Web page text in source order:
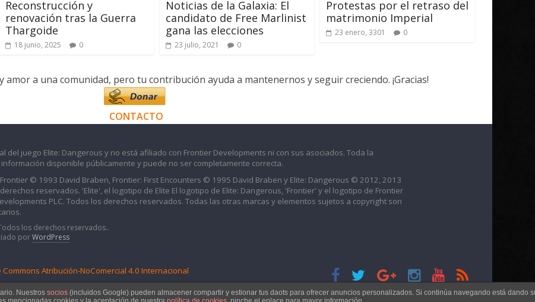
Reconstrucción y
renovación tras la Guerra
Thargoide
18 junio, 2025 0
Noticias de la Galaxia: El
candidato de Free Marlinist
gana las elecciones
23 julio, 2021 0
Protestas por el retraso del
matrimonio Imperial
23 enero, 3301 0
amor a una comunidad, pero tu contribución ayuda a mantenernos y seguir creciendo. ¡Gracias!
CONTACTO
del juego Elite: Dangerous y no está afiliado con Frontier Developments ni con sus asociados. Toda la
disponible públicamente y puede no ser completamente correcta.
© 1993 David Braben, Frontier: First Encounters © 1995 David Braben y Elite: Dangerous © 2012, 2013
reservados. 'Elite', el logotipo de Elite El logotipo de Elite: Dangerous, 'Frontier' y el logotipo de Frontier
PLC. Todos los derechos reservados. Todas las otras marcas y elementos sujetos a copyright son
los derechos reservados..
porWordPress
Commons Atribución-NoComercial 4.0 Internacional
Nuestros socios (incluidos Google) pueden almacener compartir y estionar tus daots para ofrecer anuncios personalizados. Si continúa navegando está dando